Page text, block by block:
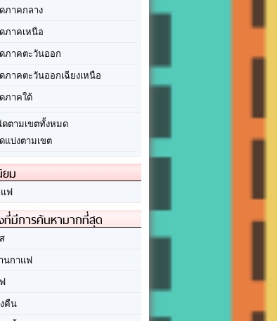
ภาคกลาง
ภาคเหนือ
ภาคตะวันออก
ภาคตะวันออกเฉียงเหนือ
ภาคใต้
ตามเขตทั้งหมด
แบ่งตามเขต
ม
ฟ
ที่มีการค้นหามากที่สุด
นกาแฟ
คืน